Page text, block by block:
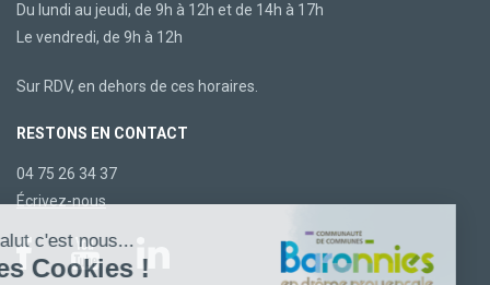
Du lundi au jeudi, de 9h à 12h et de 14h à 17h
Le vendredi, de 9h à 12h
Sur RDV, en dehors de ces horaires.
RESTONS EN CONTACT
04 75 26 34 37
Écrivez-nous